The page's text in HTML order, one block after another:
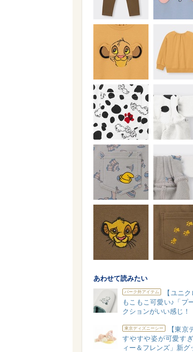
あわせて読みたい
パーク外アイテム
【ユニ
もこもこ可愛い♪「プ
クションがいい感じ！
東京ディズニーシー
【東京
すやすや姿が可愛す
ィー＆フレンズ」新グ